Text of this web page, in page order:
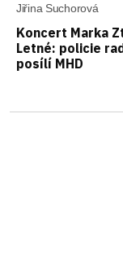
Jiřina Suchorová
Koncert Marka
Letné: policie
posílí MHD